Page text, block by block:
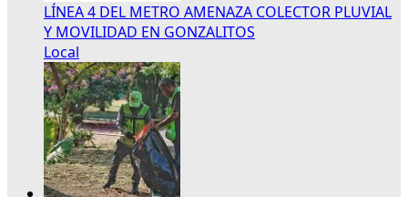
LÍNEA 4 DEL METRO AMENAZA COLECTOR PLUVIAL
Y MOVILIDAD EN GONZALITOS
Local